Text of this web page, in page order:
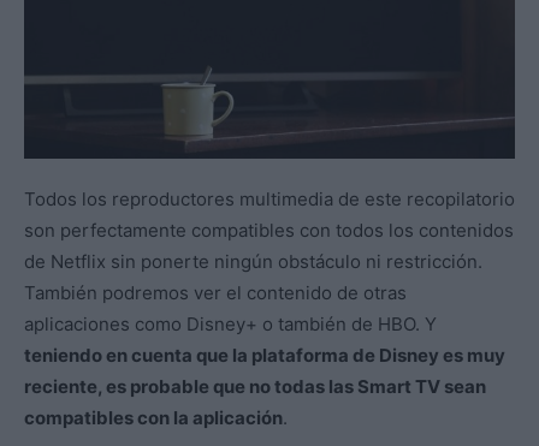
Todos los reproductores multimedia de este recopilatorio
son perfectamente compatibles con todos los contenidos
de Netflix sin ponerte ningún obstáculo ni restricción.
También podremos ver el contenido de otras
aplicaciones como Disney+ o también de HBO. Y
teniendo en cuenta que la plataforma de Disney es muy
reciente, es probable que no todas las Smart TV sean
compatibles con la aplicación.